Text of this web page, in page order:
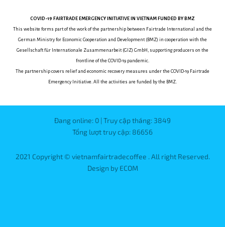
COVID-19 FAIRTRADE EMERGENCY INITIATIVE IN VIETNAM FUNDED BY BMZ
This website forms part of the work of the partnership between Fairtrade International and the
German Ministry for Economic Cooperation and Development (BMZ) in cooperation with the
Gesellschaft für Internationale Zusammenarbeit (GIZ) GmbH, supporting producers on the
frontline of the COVID-19 pandemic.
The partnership covers relief and economic recovery measures under the COVID-19 Fairtrade
Emergency Initiative. All the activities are funded by the BMZ.
Đang online: 0 | Truy cập tháng: 3849
Tổng lượt truy cập: 86656
2021 Copyright © vietnamfairtradecoffee . All right Reserved.
Design by ECOM